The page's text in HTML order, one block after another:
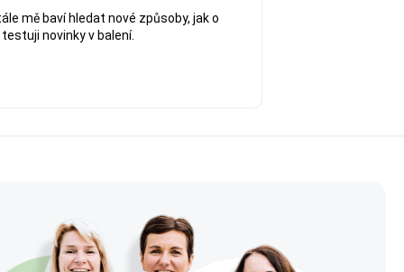
mě baví hledat nové způsoby, jak o
novinky v balení.